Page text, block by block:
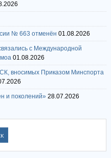
№ 663 отменён 01.08.2026
с Международной
01.08.2026
вносимых Приказом Минспорта
и поколений» 28.07.2026